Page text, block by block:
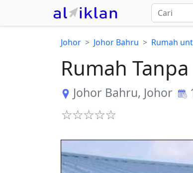
Johor Johor Bahru Rumah
Rumah
Johor Bahru, Johor